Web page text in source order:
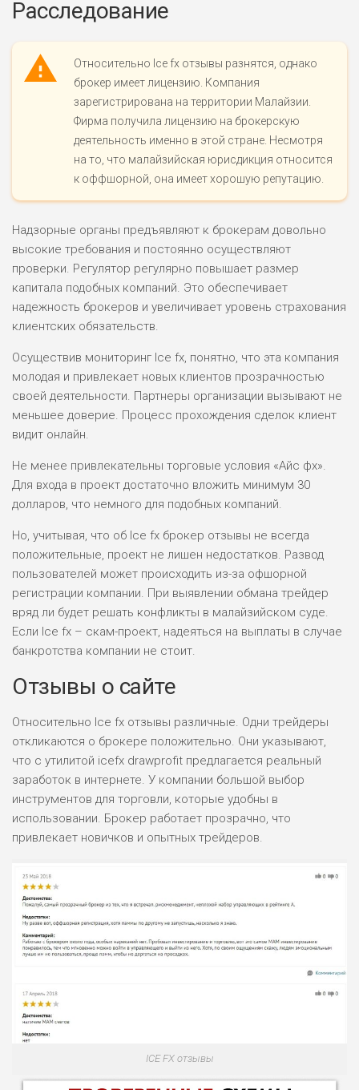
Расследование
Относительно Ice fx отзывы разнятся, однако
брокер имеет лицензию. Компания
зарегистрирована на территории Малайзии.
Фирма получила лицензию на брокерскую
деятельность именно в этой стране. Несмотря
на то, что малайзийская юрисдикция относится
к оффшорной, она имеет хорошую репутацию.
Надзорные органы предъявляют к брокерам довольно
высокие требования и постоянно осуществляют
проверки. Регулятор регулярно повышает размер
капитала подобных компаний. Это обеспечивает
надежность брокеров и увеличивает уровень страхования
клиентских обязательств.
Осуществив мониторинг Ice fx, понятно, что эта компания
молодая и привлекает новых клиентов прозрачностью
своей деятельности. Партнеры организации вызывают не
меньшее доверие. Процесс прохождения сделок клиент
видит онлайн.
Не менее привлекательны торговые условия «Айс фх».
Для входа в проект достаточно вложить минимум 30
долларов, что немного для подобных компаний.
Но, учитывая, что об Ice fx брокер отзывы не всегда
положительные, проект не лишен недостатков. Развод
пользователей может происходить из-за офшорной
регистрации компании. При выявлении обмана трейдер
вряд ли будет решать конфликты в малайзийском суде.
Если Ice fx – скам-проект, надеяться на выплаты в случае
банкротства компании не стоит.
Отзывы о сайте
Относительно Ice fx отзывы различные. Одни трейдеры
откликаются о брокере положительно. Они указывают,
что с утилитой icefx drawprofit предлагается реальный
заработок в интернете. У компании большой выбор
инструментов для торговли, которые удобны в
использовании. Брокер работает прозрачно, что
привлекает новичков и опытных трейдеров.
ICE FX отзывы